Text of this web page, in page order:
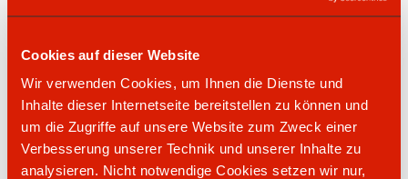
Cookies auf dieser Website
Wir verwenden Cookies, um Ihnen die Dienste und
Inhalte dieser Internetseite bereitstellen zu können und
um die Zugriffe auf unsere Website zum Zweck einer
Verbesserung unserer Technik und unserer Inhalte zu
analysieren. Nicht notwendige Cookies setzen wir nur,
Kaffeegeschäft
Kfz Waschanlage
LKW Diesel
SB Staubsauger
Kraftstoffpreise